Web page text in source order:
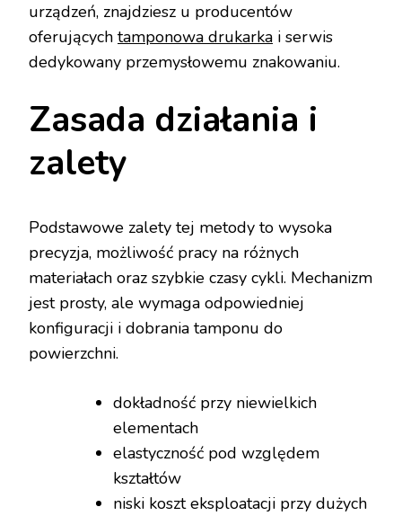
urządzeń, znajdziesz u producentów
oferujących tamponowa drukarka i serwis
dedykowany przemysłowemu znakowaniu.
Zasada działania i
zalety
Podstawowe zalety tej metody to wysoka
precyzja, możliwość pracy na różnych
materiałach oraz szybkie czasy cykli. Mechanizm
jest prosty, ale wymaga odpowiedniej
konfiguracji i dobrania tamponu do
powierzchni.
dokładność przy niewielkich
elementach
elastyczność pod względem
kształtów
niski koszt eksploatacji przy dużych